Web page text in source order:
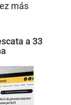
más
a 33